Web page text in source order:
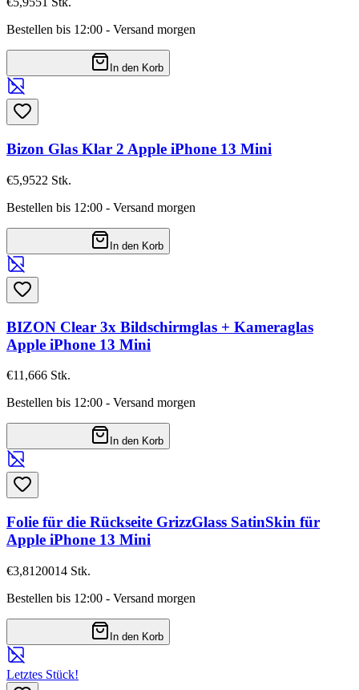
Bestellen bis 12:00 - Versand morgen
In den Korb
Bizon Glas Klar 2 Apple iPhone 13 Mini
€5,9522 Stk.
Bestellen bis 12:00 - Versand morgen
In den Korb
BIZON Clear 3x Bildschirmglas + Kameraglas
Apple iPhone 13 Mini
€11,666 Stk.
Bestellen bis 12:00 - Versand morgen
In den Korb
Folie für die Rückseite GrizzGlass SatinSkin für
Apple iPhone 13 Mini
€3,81 20014 Stk.
Bestellen bis 12:00 - Versand morgen
In den Korb
Letztes Stück!